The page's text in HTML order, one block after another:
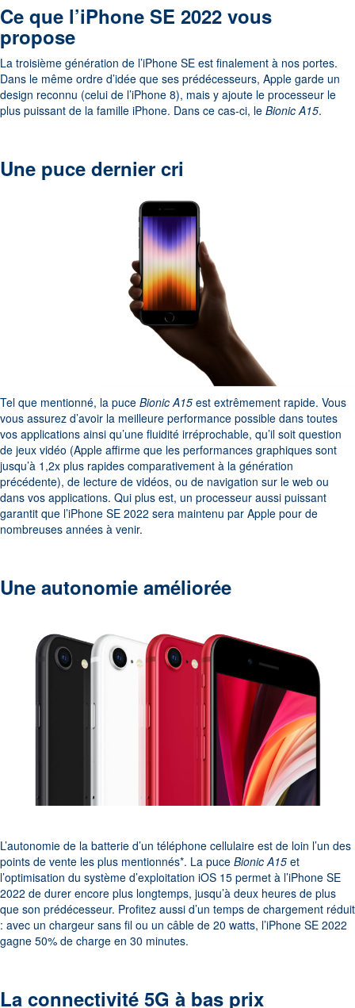
Ce que l’iPhone SE 2022 vous
propose
La troisième génération de l’iPhone SE est finalement à nos portes.
Dans le même ordre d’idée que ses prédécesseurs, Apple garde un
design reconnu (celui de l’iPhone 8), mais y ajoute le processeur le
plus puissant de la famille iPhone. Dans ce cas-ci, le Bionic A15.
Une puce dernier cri
Tel que mentionné, la puce Bionic A15 est extrêmement rapide. Vous
vous assurez d’avoir la meilleure performance possible dans toutes
vos applications ainsi qu’une fluidité irréprochable, qu’il soit question
de jeux vidéo (Apple affirme que les performances graphiques sont
jusqu’à 1,2x plus rapides comparativement à la génération
précédente), de lecture de vidéos, ou de navigation sur le web ou
dans vos applications. Qui plus est, un processeur aussi puissant
garantit que l’iPhone SE 2022 sera maintenu par Apple pour de
nombreuses années à venir.
Une autonomie améliorée
L’autonomie de la batterie d’un téléphone cellulaire est de loin l’un des
points de vente les plus mentionnés*. La puce Bionic A15 et
l’optimisation du système d’exploitation iOS 15 permet à l’iPhone SE
2022 de durer encore plus longtemps, jusqu’à deux heures de plus
que son prédécesseur. Profitez aussi d’un temps de chargement réduit
: avec un chargeur sans fil ou un câble de 20 watts, l’iPhone SE 2022
gagne 50% de charge en 30 minutes.
La connectivité 5G à bas prix